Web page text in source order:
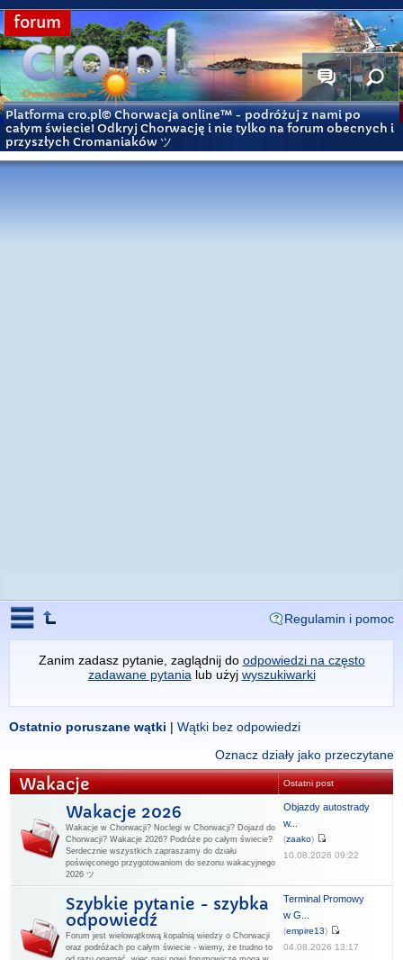
forum
Platforma cro.pl© Chorwacja online™ - podróżuj z nami po
całym świecie! Odkryj Chorwację i nie tylko na forum obecnych i
przyszłych Cromaniaków ツ
Regulamin i pomoc
Zanim zadasz pytanie, zaglądnij do odpowiedzi na często
zadawane pytania lub użyj wyszukiwarki
Ostatnio poruszane wątki | Wątki bez odpowiedzi
Oznacz działy jako przeczytane
Wakacje Ostatni post
Wakacje 2026
Wakacje w Chorwacji? Noclegi w Chorwacji? Dojazd do
Chorwacji? Wakacje 2026? Podróże po całym świecie?
Serdecznie wszystkich zapraszamy do działu
poświęconego przygotowaniom do sezonu wakacyjnego
2026 ツ
Objazdy autostrady
w...
(zaako)
10.08.2026 09:22
Szybkie pytanie - szybka
odpowiedź
Forum jest wielowątkową kopalnią wiedzy o Chorwacji
oraz podróżach po całym świecie - wiemy, że trudno to
Terminal Promowy
w G...
(empire13)
04.08.2026 13:17